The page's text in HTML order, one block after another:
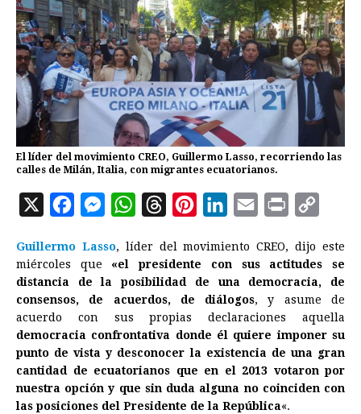
El líder del movimiento CREO, Guillermo Lasso, recorriendo las
calles de Milán, Italia, con migrantes ecuatorianos.
X
c
e
b
o
o
k
M
s
s
g
e
r
W
a
t
s
p
p
r
e
a
d
s
n
t
e
s
n
k
e
d
I
n
a
i
n
t
p
L
i
n
k
Guillermo Lasso, líder del movimiento CREO, dijo este
miércoles que «el presidente con sus actitudes se
distancia de la posibilidad de una democracia, de
consensos, de acuerdos, de diálogos, y asume de
acuerdo con sus propias declaraciones aquella
democracia confrontativa donde él quiere imponer su
punto de vista y desconocer la existencia de una gran
cantidad de ecuatorianos que en el 2013 votaron por
nuestra opción y que sin duda alguna no coinciden con
las posiciones del Presidente de la República«.